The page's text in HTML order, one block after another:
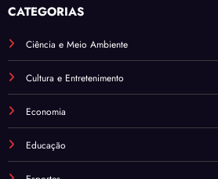
CATEGORIAS
Ciência e Meio Ambiente
Cultura e Entretenimento
Economia
Educação